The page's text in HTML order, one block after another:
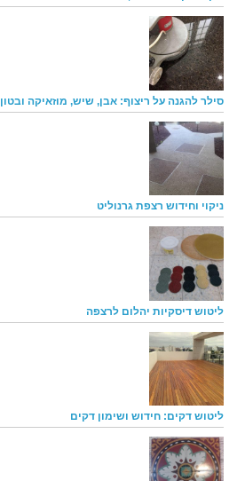
סילר להגנה על ריצוף: אבן, שיש, מוזאיקה ובטון
ניקוי וחידוש רצפת גרנוליט
ליטוש דיסקיות יהלום לרצפה
ליטוש דקים: חידוש ושימון דקים